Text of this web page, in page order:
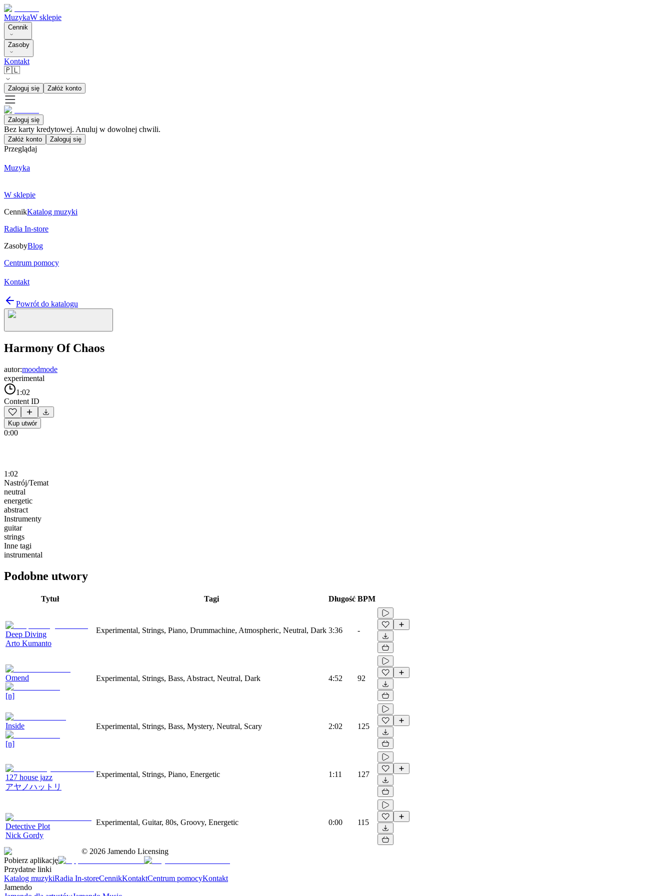
MuzykaW sklepie
Cennik
Zasoby
Kontakt
🇵🇱
Zaloguj się Załóż konto
Zaloguj się
Bez karty kredytowej. Anuluj w dowolnej chwili.
Załóż konto Zaloguj się
Przeglądaj
Muzyka
W sklepie
CennikKatalog muzyki
Radia In-store
ZasobyBlog
Centrum pomocy
Kontakt
Powrót do katalogu
Harmony Of Chaos
autor:moodmode
experimental
1:02
Content ID
Kup utwór
0:00
1:02
Nastrój/Temat
neutral
energetic
abstract
Instrumenty
guitar
strings
Inne tagi
instrumental
Podobne utwory
Tytuł Tagi Długość BPM
Deep Diving
Arto Kumanto
Experimental, Strings, Piano, Drummachine, Atmospheric, Neutral, Dark 3:36 -
Omend
[n]
Experimental, Strings, Bass, Abstract, Neutral, Dark 4:52 92
Inside
[n]
Experimental, Strings, Bass, Mystery, Neutral, Scary 2:02 125
127 house jazz
アヤノハットリ
Experimental, Strings, Piano, Energetic 1:11 127
Detective Plot
Nick Gordy
Experimental, Guitar, 80s, Groovy, Energetic 0:00 115
© 2026 Jamendo Licensing
Pobierz aplikację
Przydatne linki
Katalog muzykiRadia In-storeCennikKontaktCentrum pomocyKontakt
Jamendo